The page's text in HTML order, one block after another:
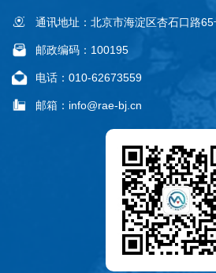
通讯地址：北京市海淀区杏石口路
邮政编码：100195
电话：010-62673559
邮箱：info@rae-bj.cn